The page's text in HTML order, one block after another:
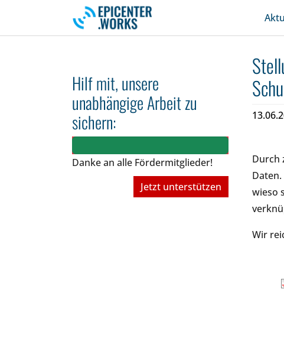
Skip to main navigation
Skip to main content
Skip to page footer
Hilf mit, unsere
unabhängige Arbeit zu
sichern:
Danke an alle Fördermitglieder!
Jetzt unterstützen
Durch
wieso
Wir